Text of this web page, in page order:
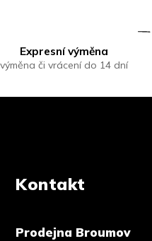
Expresní výměna
výměna či vrácení do 14 dní
Kontakt
Prodejna Broumov